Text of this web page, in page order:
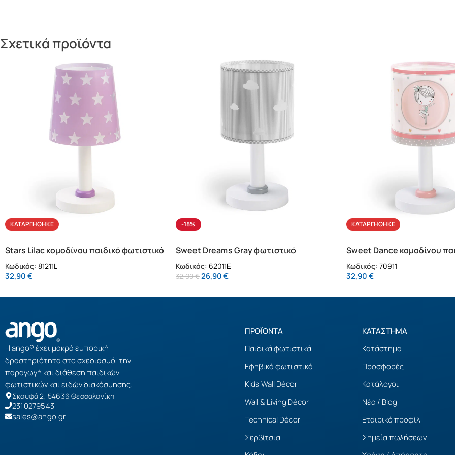
Σχετικά προϊόντα
ΚΑΤΑΡΓΉΘΗΚΕ
Stars Lilac κομοδίνου παιδικό φωτιστικό
(81211L)
Κωδικός: 81211L
32,90€
-18%
Sweet Dreams Gray φωτιστικό
κομοδίνου (62011E)
Κωδικός: 62011E
32,90€26,90€
ΚΑΤΑΡΓΉΘΗΚΕ
Sweet Dance κομοδίνου
φωτιστικό (70911)
Κωδικός: 70911
32,90€
Η ango® έχει μακρά εμπορική
δραστηριότητα στο σχεδιασμό, την
παραγωγή και διάθεση παιδικών
φωτιστικών και ειδών διακόσμησης.
Σκουφά 2, 54636 Θεσσαλονίκη
2310279543
sales@ango.gr
ΠΡΟΪΟΝΤΑ
Παιδικά φωτιστικά
Εφηβικά φωτιστικά
Kids Wall Décor
Wall & Living Décor
Technical Décor
Σερβίτσια
ΚΑΤΑΣΤΗΜΑ
Κατάστημα
Προσφορές
Κατάλογοι
Νέα / Blog
Εταιρικό προφίλ
Σημεία πωλήσεων